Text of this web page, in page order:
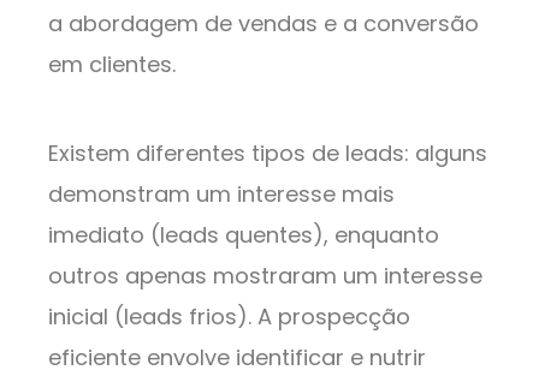
a abordagem de vendas e a conversão
em clientes.
Existem diferentes tipos de leads: alguns
demonstram um interesse mais
imediato (leads quentes), enquanto
outros apenas mostraram um interesse
inicial (leads frios). A prospecção
eficiente envolve identificar e nutrir